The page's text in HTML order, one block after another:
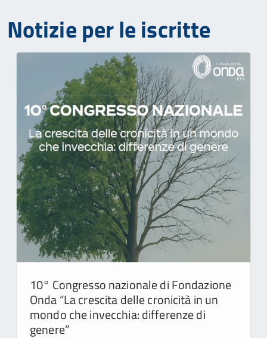
Notizie per le iscritte
10° Congresso nazionale di Fondazione
Onda “La crescita delle cronicità in un
mondo che invecchia: differenze di
genere”